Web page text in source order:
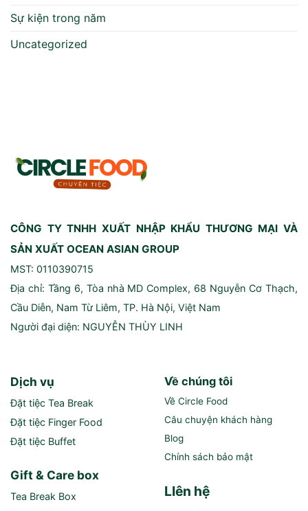
Sự kiện trong năm
Uncategorized
CÔNG TY TNHH XUẤT NHẬP KHẨU THƯƠNG MẠI VÀ
SẢN XUẤT OCEAN ASIAN GROUP
MST: 0110390715
Địa chỉ: Tầng 6, Tòa nhà MD Complex, 68 Nguyễn Cơ Thạch,
Cầu Diễn, Nam Từ Liêm, TP. Hà Nội, Việt Nam
Người đại diện: NGUYỄN THÙY LINH
Dịch vụ
Đặt tiệc Tea Break
Đặt tiệc Finger Food
Đặt tiệc Buffet
Gift & Care box
Tea Break Box
Về chúng tôi
Về Circle Food
Câu chuyện khách hàng
Blog
Chính sách bảo mật
LIên hệ